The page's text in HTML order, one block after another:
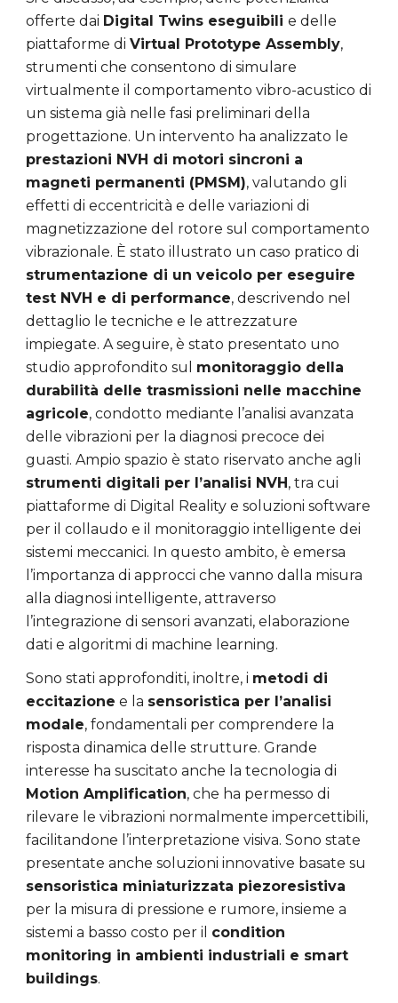
offerte dai Digital Twins eseguibilie delle
piattaforme diVirtual Prototype Assembly,
strumenti che consentono di simulare
virtualmente il comportamento vibro-acustico di
un sistema già nelle fasi preliminari della
progettazione. Un intervento ha analizzato le
prestazioni NVH di motori sincroni a
magneti permanenti (PMSM), valutando gli
effetti di eccentricità e delle variazioni di
magnetizzazione del rotore sul comportamento
vibrazionale. È stato illustrato un caso pratico di
strumentazione di un veicolo per eseguire
test NVH e di performance, descrivendo nel
dettaglio le tecniche e le attrezzature
impiegate. A seguire, è stato presentato uno
studio approfondito sul monitoraggio della
durabilità delle trasmissioni nelle macchine
agricole, condotto mediante l’analisi avanzata
delle vibrazioni per la diagnosi precoce dei
guasti. Ampio spazio è stato riservato anche agli
strumenti digitali per l’analisi NVH, tra cui
piattaforme di Digital Reality e soluzioni software
per il collaudo e il monitoraggio intelligente dei
sistemi meccanici. In questo ambito, è emersa
l’importanza di approcci che vanno dalla misura
alla diagnosi intelligente, attraverso
l’integrazione di sensori avanzati, elaborazione
dati e algoritmi di machine learning.
Sono stati approfonditi, inoltre, i metodi di
eccitazione e la sensoristica per l’analisi
modale, fondamentali per comprendere la
risposta dinamica delle strutture. Grande
interesse ha suscitato anche la tecnologia di
Motion Amplification, che ha permesso di
rilevare le vibrazioni normalmente impercettibili,
facilitandone l’interpretazione visiva. Sono state
presentate anche soluzioni innovative basate su
sensoristica miniaturizzata piezoresistiva
per la misura di pressione e rumore, insieme a
sistemi a basso costo per il condition
monitoring in ambienti industriali e smart
buildings.